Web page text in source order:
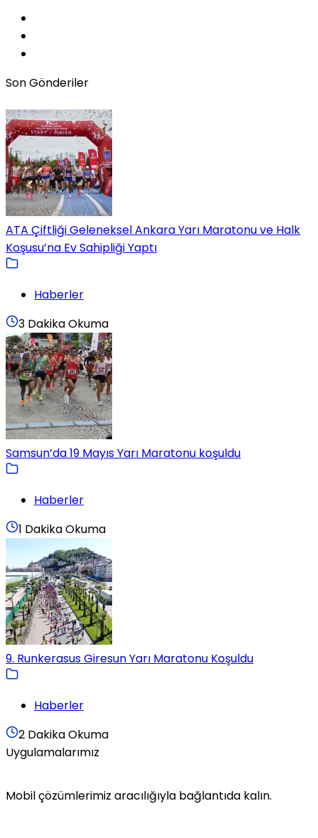
Son Gönderiler
ATA Çiftliği Geleneksel Ankara Yarı Maratonu ve Halk
Koşusu’na Ev Sahipliği Yaptı
Haberler
3 Dakika Okuma
Samsun’da 19 Mayıs Yarı Maratonu koşuldu
Haberler
1 Dakika Okuma
9. Runkerasus Giresun Yarı Maratonu Koşuldu
Haberler
2 Dakika Okuma
Uygulamalarımız
Mobil çözümlerimiz aracılığıyla bağlantıda kalın.